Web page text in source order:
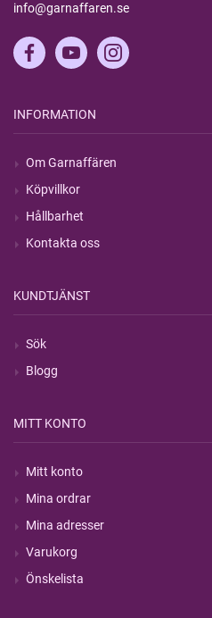
info@garnaffaren.se
INFORMATION
Om Garnaffären
Köpvillkor
Hållbarhet
Kontakta oss
KUNDTJÄNST
Sök
Blogg
MITT KONTO
Mitt konto
Mina ordrar
Mina adresser
Varukorg
Önskelista